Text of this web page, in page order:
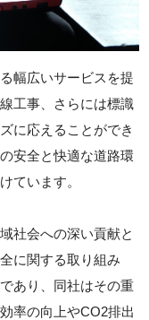
幅広いサービスを提
工事、さらには標識
に応えることができ
安全と快適な道路環
ています。
社会への深い貢献と
に関する取り組み
あり、同社はその重
率の向上やCO2排出